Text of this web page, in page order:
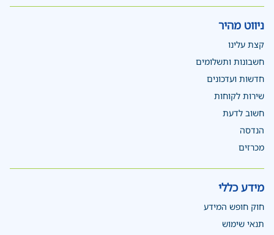
ניווט מהיר
קצת עלינו
חשבונות ותשלומים
חדשות ועדכונים
שירות לקוחות
חשוב לדעת
הנדסה
מכרזים
מידע כללי
חוק חופש המידע
תנאי שימוש